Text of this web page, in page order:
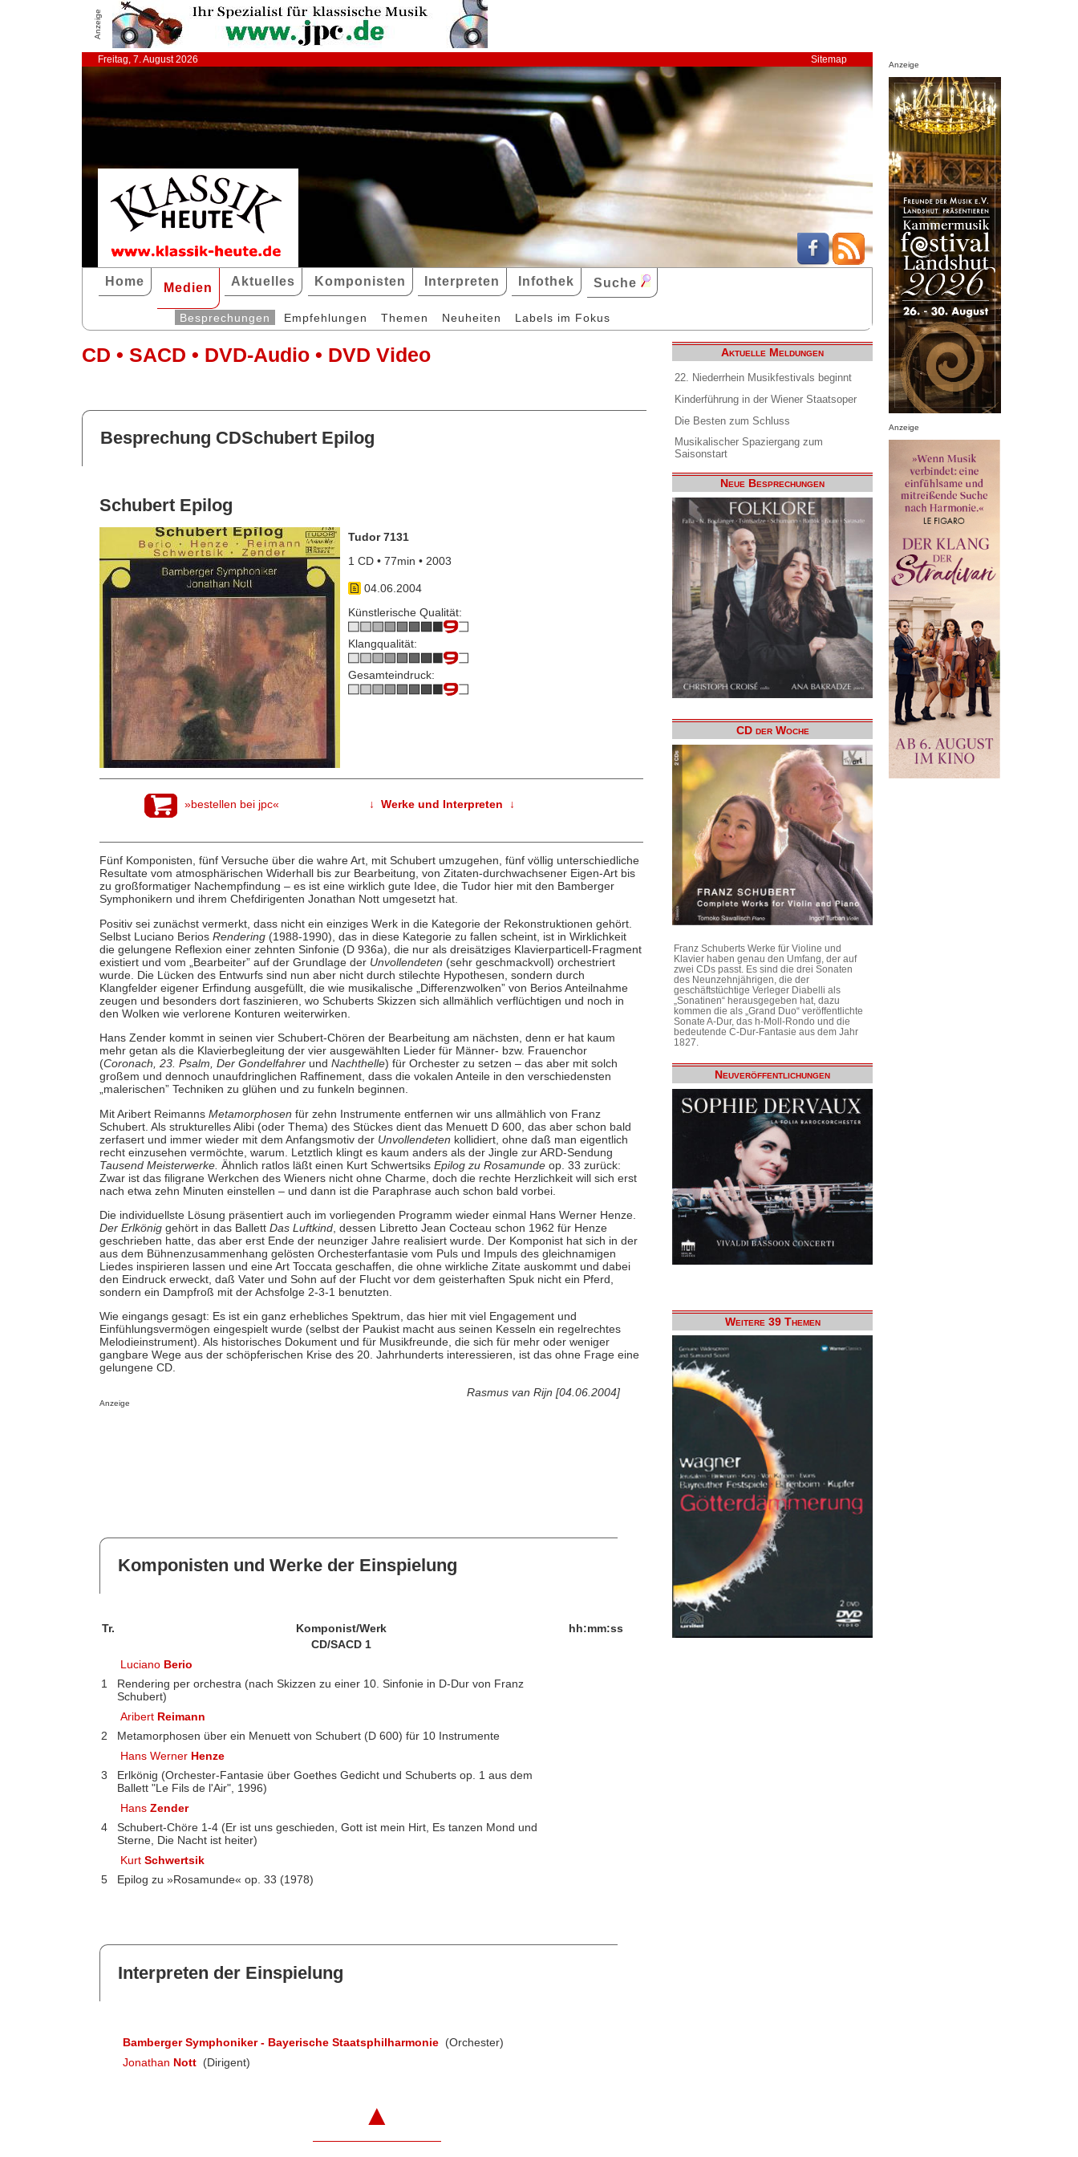
Anzeige
Freitag, 7. August 2026 Sitemap
Home Medien Aktuelles Komponisten Interpreten Infothek Suche
Besprechungen Empfehlungen Themen Neuheiten Labels im Fokus
CD • SACD • DVD-Audio • DVD Video
Besprechung CDSchubert Epilog
Schubert Epilog
Tudor 7131
1 CD • 77min • 2003
04.06.2004
Künstlerische Qualität:
Klangqualität:
Gesamteindruck:
»bestellen bei jpc« ↓ Werke und Interpreten ↓
Fünf Komponisten, fünf Versuche über die wahre Art, mit Schubert umzugehen, fünf völlig unterschiedliche
Resultate vom atmosphärischen Widerhall bis zur Bearbeitung, von Zitaten-durchwachsener Eigen-Art bis
zu großformatiger Nachempfindung – es ist eine wirklich gute Idee, die Tudor hier mit den Bamberger
Symphonikern und ihrem Chefdirigenten Jonathan Nott umgesetzt hat.
Positiv sei zunächst vermerkt, dass nicht ein einziges Werk in die Kategorie der Rekonstruktionen gehört.
Selbst Luciano Berios Rendering (1988-1990), das in diese Kategorie zu fallen scheint, ist in Wirklichkeit
die gelungene Reflexion einer zehnten Sinfonie (D 936a), die nur als dreisätziges Klavierparticell-Fragment
existiert und vom „Bearbeiter” auf der Grundlage der Unvollendeten (sehr geschmackvoll) orchestriert
wurde. Die Lücken des Entwurfs sind nun aber nicht durch stilechte Hypothesen, sondern durch
Klangfelder eigener Erfindung ausgefüllt, die wie musikalische „Differenzwolken” von Berios Anteilnahme
zeugen und besonders dort faszinieren, wo Schuberts Skizzen sich allmählich verflüchtigen und noch in
den Wolken wie verlorene Konturen weiterwirken.
Hans Zender kommt in seinen vier Schubert-Chören der Bearbeitung am nächsten, denn er hat kaum
mehr getan als die Klavierbegleitung der vier ausgewählten Lieder für Männer- bzw. Frauenchor
(Coronach, 23. Psalm, Der Gondelfahrer und Nachthelle) für Orchester zu setzen – das aber mit solch
großem und dennoch unaufdringlichen Raffinement, dass die vokalen Anteile in den verschiedensten
„malerischen” Techniken zu glühen und zu funkeln beginnen.
Mit Aribert Reimanns Metamorphosen für zehn Instrumente entfernen wir uns allmählich von Franz
Schubert. Als strukturelles Alibi (oder Thema) des Stückes dient das Menuett D 600, das aber schon bald
zerfasert und immer wieder mit dem Anfangsmotiv der Unvollendeten kollidiert, ohne daß man eigentlich
recht einzusehen vermöchte, warum. Letztlich klingt es kaum anders als der Jingle zur ARD-Sendung
Tausend Meisterwerke. Ähnlich ratlos läßt einen Kurt Schwertsiks Epilog zu Rosamunde op. 33 zurück:
Zwar ist das filigrane Werkchen des Wieners nicht ohne Charme, doch die rechte Herzlichkeit will sich erst
nach etwa zehn Minuten einstellen – und dann ist die Paraphrase auch schon bald vorbei.
Die individuellste Lösung präsentiert auch im vorliegenden Programm wieder einmal Hans Werner Henze.
Der Erlkönig gehört in das Ballett Das Luftkind, dessen Libretto Jean Cocteau schon 1962 für Henze
geschrieben hatte, das aber erst Ende der neunziger Jahre realisiert wurde. Der Komponist hat sich in der
aus dem Bühnenzusammenhang gelösten Orchesterfantasie vom Puls und Impuls des gleichnamigen
Liedes inspirieren lassen und eine Art Toccata geschaffen, die ohne wirkliche Zitate auskommt und dabei
den Eindruck erweckt, daß Vater und Sohn auf der Flucht vor dem geisterhaften Spuk nicht ein Pferd,
sondern ein Dampfroß mit der Achsfolge 2-3-1 benutzten.
Wie eingangs gesagt: Es ist ein ganz erhebliches Spektrum, das hier mit viel Engagement und
Einfühlungsvermögen eingespielt wurde (selbst der Paukist macht aus seinen Kesseln ein regelrechtes
Melodieinstrument). Als historisches Dokument und für Musikfreunde, die sich für mehr oder weniger
gangbare Wege aus der schöpferischen Krise des 20. Jahrhunderts interessieren, ist das ohne Frage eine
gelungene CD.
Rasmus van Rijn [04.06.2004]
Anzeige
Komponisten und Werke der Einspielung
Tr. Komponist/Werk
hh:mm:ss
CD/SACD 1
Luciano Berio
1
Rendering per orchestra (nach Skizzen zu einer 10. Sinfonie in D-Dur von Franz
Schubert)
Aribert Reimann
2
Metamorphosen über ein Menuett von Schubert (D 600) für 10 Instrumente
Hans Werner Henze
3
Erlkönig (Orchester-Fantasie über Goethes Gedicht und Schuberts op. 1 aus dem
Ballett "Le Fils de l'Air", 1996)
HansZender
4
Schubert-Chöre 1-4 (Er ist uns geschieden, Gott ist mein Hirt, Es tanzen Mond und
Sterne, Die Nacht ist heiter)
KurtSchwertsik
5
Epilog zu »Rosamunde« op. 33 (1978)
Interpreten der Einspielung
Bamberger Symphoniker - Bayerische Staatsphilharmonie (Orchester)
Jonathan Nott (Dirigent)
▲
Aktuelle Meldungen
22. Niederrhein Musikfestivals beginnt
Kinderführung in der Wiener Staatsoper
Die Besten zum Schluss
Musikalischer Spaziergang zum
Saisonstart
Neue Besprechungen
CD der Woche
Franz Schuberts Werke für Violine und
Klavier haben genau den Umfang, der auf
zwei CDs passt. Es sind die drei Sonaten
des Neunzehnjährigen, die der
geschäftstüchtige Verleger Diabelli als
„Sonatinen“ herausgegeben hat, dazu
kommen die als „Grand Duo“ veröffentlichte
Sonate A-Dur, das h-Moll-Rondo und die
bedeutende C-Dur-Fantasie aus dem Jahr
1827.
Neuveröffentlichungen
Weitere 39 Themen
Anzeige
Anzeige